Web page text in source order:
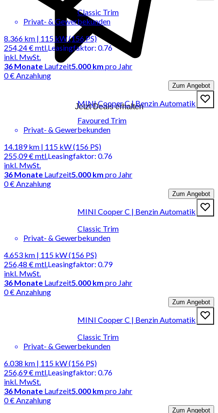
Jetzt Deals erhalten
Classic Trim
Privat- & Gewerbekunden
8.366 km | 115 kW (156 PS)
254,24 €mtl.
inkl. MwSt.
Leasingfaktor: 0.76
36 Monate Laufzeit5.000 km pro Jahr
0 € Anzahlung
Zum Angebot
MINI Cooper C | Benzin Automatik
Favoured Trim
Privat- & Gewerbekunden
14.189 km | 115 kW (156 PS)
255,09 €mtl.
inkl. MwSt.
Leasingfaktor: 0.76
36 Monate Laufzeit5.000 km pro Jahr
0 € Anzahlung
Zum Angebot
MINI Cooper C | Benzin Automatik
Classic Trim
Privat- & Gewerbekunden
4.653 km | 115 kW (156 PS)
256,48 €mtl.
inkl. MwSt.
Leasingfaktor: 0.79
36 Monate Laufzeit5.000 km pro Jahr
0 € Anzahlung
Zum Angebot
MINI Cooper C | Benzin Automatik
Classic Trim
Privat- & Gewerbekunden
6.038 km | 115 kW (156 PS)
256,69 €mtl.
inkl. MwSt.
Leasingfaktor: 0.76
36 Monate Laufzeit5.000 km pro Jahr
0 € Anzahlung
Zum Angebot